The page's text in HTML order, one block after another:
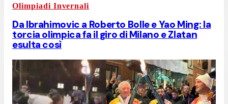
Olimpiadi Invernali
Da Ibrahimovic a Roberto Bolle e Yao Ming: la
torcia olimpica fa il giro di Milano e Zlatan
esulta così